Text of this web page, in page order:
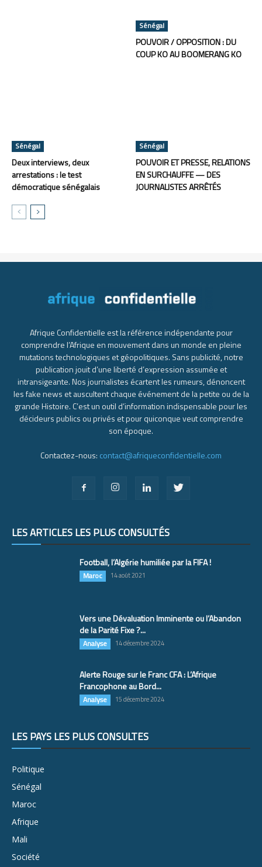
Sénégal
POUVOIR / OPPOSITION : DU
COUP KO AU BOOMERANG KO
Sénégal
Deux interviews, deux
arrestations : le test
démocratique sénégalais
Sénégal
POUVOIR ET PRESSE, RELATIONS
EN SURCHAUFFE — DES
JOURNALISTES ARRÊTÉS
Afrique Confidentielle est la référence indépendante pour
comprendre l’Afrique en mouvement dans un monde en pleine
mutations technologiques et géopolitiques. Sans publicité, notre
publication jouit d’une liberté d’expression assumée et
intransigeante. Nos journalistes écartent les rumeurs, dénoncent
les fake news et auscultent chaque événement de la petite ou de la
grande Histoire. C’est un outil d’information indispensable pour les
décideurs publics ou privés et pour quiconque veut comprendre
son époque.
Contactez-nous: contact@afriqueconfidentielle.com
LES ARTICLES LES PLUS CONSULTÉS
Football, l’Algérie humiliée par la FIFA !
Maroc 14 août 2021
Vers une Dévaluation Imminente ou l’Abandon
de la Parité Fixe ?...
Analyse 14 décembre 2024
Alerte Rouge sur le Franc CFA : L’Afrique
Francophone au Bord...
Analyse 15 décembre 2024
LES PAYS LES PLUS CONSULTÉS
Politique
Sénégal
Maroc
Afrique
Mali
Société